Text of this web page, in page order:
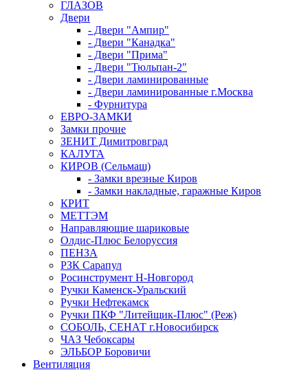
ГЛАЗОВ
Двери
- Двери "Ампир"
- Двери "Канадка"
- Двери "Прима"
- Двери "Тюльпан-2"
- Двери ламинированные
- Двери ламинированные г.Москва
- Фурнитура
ЕВРО-ЗАМКИ
Замки прочие
ЗЕНИТ Димитровград
КАЛУГА
КИРОВ (Сельмаш)
- Замки врезные Киров
- Замки накладные, гаражные Киров
КРИТ
МЕТТЭМ
Направляющие шариковые
Олдис-Плюс Белоруссия
ПЕНЗА
РЗК Сарапул
Росинструмент Н-Новгород
Ручки Каменск-Уральский
Ручки Нефтекамск
Ручки ПКФ "Литейщик-Плюс" (Реж)
СОБОЛЬ, СЕНАТ г.Новосибирск
ЧАЗ Чебоксары
ЭЛЬБОР Боровичи
Вентиляция